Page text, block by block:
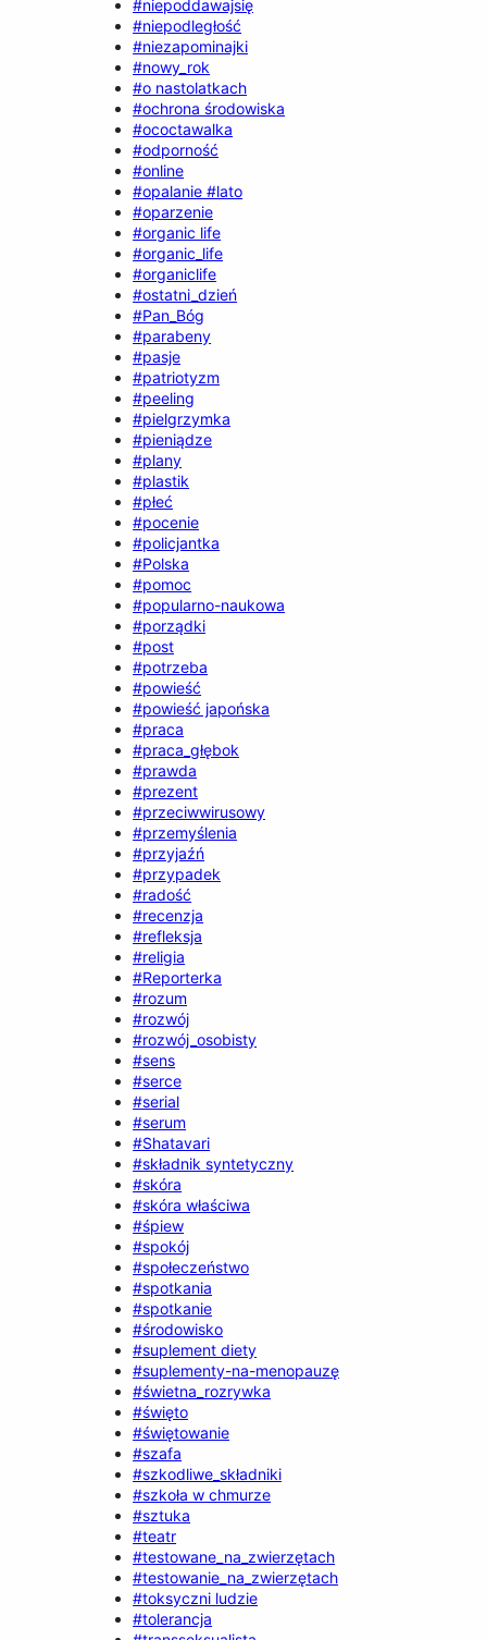
#niepoddawajsię
#niepodległość
#niezapominajki
#nowy_rok
#o nastolatkach
#ochrona środowiska
#ococtawalka
#odporność
#online
#opalanie #lato
#oparzenie
#organic life
#organic_life
#organiclife
#ostatni_dzień
#Pan_Bóg
#parabeny
#pasje
#patriotyzm
#peeling
#pielgrzymka
#pieniądze
#plany
#plastik
#płeć
#pocenie
#policjantka
#Polska
#pomoc
#popularno-naukowa
#porządki
#post
#potrzeba
#powieść
#powieść japońska
#praca
#praca_głębok
#prawda
#prezent
#przeciwwirusowy
#przemyślenia
#przyjaźń
#przypadek
#radość
#recenzja
#refleksja
#religia
#Reporterka
#rozum
#rozwój
#rozwój_osobisty
#sens
#serce
#serial
#serum
#Shatavari
#składnik syntetyczny
#skóra
#skóra właściwa
#śpiew
#spokój
#społeczeństwo
#spotkania
#spotkanie
#środowisko
#suplement diety
#suplementy-na-menopauzę
#świetna_rozrywka
#święto
#świętowanie
#szafa
#szkodliwe_składniki
#szkoła w chmurze
#sztuka
#teatr
#testowane_na_zwierzętach
#testowanie_na_zwierzętach
#toksyczni ludzie
#tolerancja